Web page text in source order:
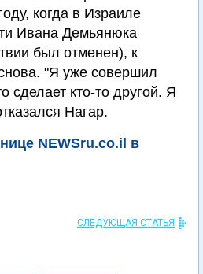
когда в Израиле
Ивана Демьянюка
был отменен), к
"Я уже совершил
сделает кто-то другой. Я
Нагар.
NEWSru.co.il в
СЛЕДУЮЩАЯ СТАТЬЯ